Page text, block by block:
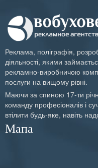
Реклама, поліграфія,
діяльності, якими
рекламно-виробничою
послуги на вищому рівні.
Маючи за спиною 17-ти
команду професіоналів і
втілити будь-яке, навіть
Мапа